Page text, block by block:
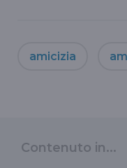
amicizia
Contenuto in...